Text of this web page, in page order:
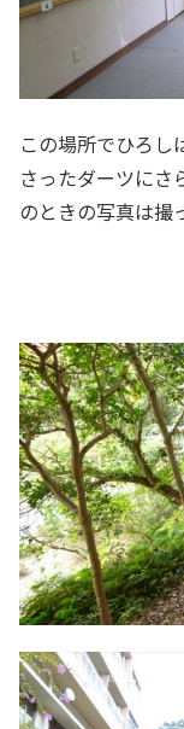
この場所でひろし
さったダーツにさ
のときの写真は撮